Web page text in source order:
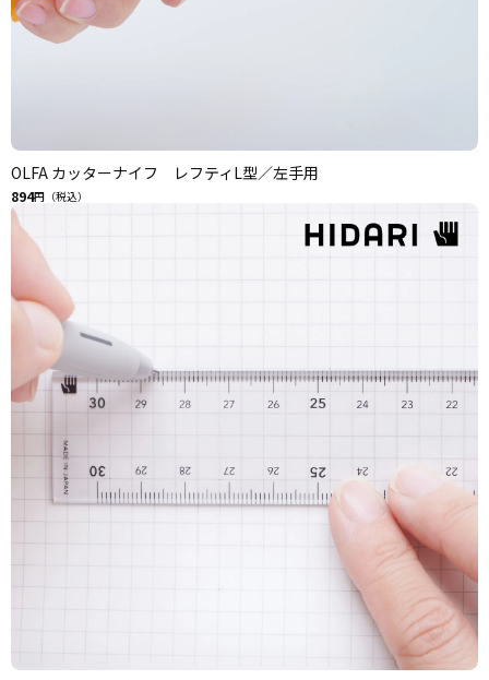
OLFA カッターナイフ レフティL型／左手用
894円（税込）